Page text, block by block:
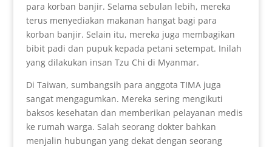
para korban banjir. Selama sebulan lebih, mereka
terus menyediakan makanan hangat bagi para
korban banjir. Selain itu, mereka juga membagikan
bibit padi dan pupuk kepada petani setempat. Inilah
yang dilakukan insan Tzu Chi di Myanmar.
Di Taiwan, sumbangsih para anggota TIMA juga
sangat mengagumkan. Mereka sering mengikuti
baksos kesehatan dan memberikan pelayanan medis
ke rumah warga. Salah seorang dokter bahkan
menjalin hubungan yang dekat dengan seorang